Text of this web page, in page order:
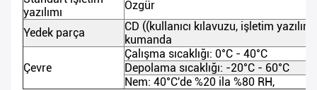
yazılımı
Özgür
Yedek parça
CD ((kullanıcı kılavuzu, işletim
kumanda
Çevre
Çalışma sıcaklığı: 0°C - 40°C
Depolama sıcaklığı: -20°C - 60°C
Nem: 40°C'de %20 ila %80 RH,